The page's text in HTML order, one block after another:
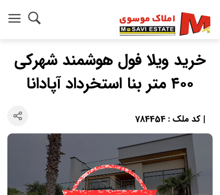
خرید ویلا فول هوشمند شهرکی
۴۰۰ متر بنا استخرداد آپادانا
| کد ملک : 784454